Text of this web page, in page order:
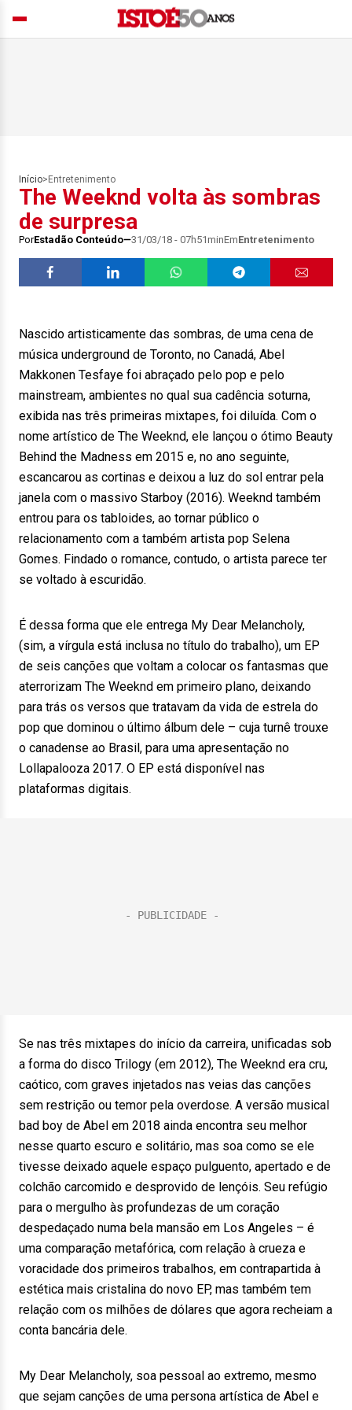
Início> Entretenimento
The Weeknd volta às sombras
de surpresa
PorEstadão Conteúdo 31/03/18 - 07h51minEmEntretenimento
Nascido artisticamente das sombras, de uma cena de
música underground de Toronto, no Canadá, Abel
Makkonen Tesfaye foi abraçado pelo pop e pelo
mainstream, ambientes no qual sua cadência soturna,
exibida nas três primeiras mixtapes, foi diluída. Com o
nome artístico de The Weeknd, ele lançou o ótimo Beauty
Behind the Madness em 2015 e, no ano seguinte,
escancarou as cortinas e deixou a luz do sol entrar pela
janela com o massivo Starboy (2016). Weeknd também
entrou para os tabloides, ao tornar público o
relacionamento com a também artista pop Selena
Gomes. Findado o romance, contudo, o artista parece ter
se voltado à escuridão.
É dessa forma que ele entrega My Dear Melancholy,
(sim, a vírgula está inclusa no título do trabalho), um EP
de seis canções que voltam a colocar os fantasmas que
aterrorizam The Weeknd em primeiro plano, deixando
para trás os versos que tratavam da vida de estrela do
pop que dominou o último álbum dele – cuja turnê trouxe
o canadense ao Brasil, para uma apresentação no
Lollapalooza 2017. O EP está disponível nas
plataformas digitais.
Se nas três mixtapes do início da carreira, unificadas sob
a forma do disco Trilogy (em 2012), The Weeknd era cru,
caótico, com graves injetados nas veias das canções
sem restrição ou temor pela overdose. A versão musical
bad boy de Abel em 2018 ainda encontra seu melhor
nesse quarto escuro e solitário, mas soa como se ele
tivesse deixado aquele espaço pulguento, apertado e de
colchão carcomido e desprovido de lençóis. Seu refúgio
para o mergulho às profundezas de um coração
despedaçado numa bela mansão em Los Angeles – é
uma comparação metafórica, com relação à crueza e
voracidade dos primeiros trabalhos, em contrapartida à
estética mais cristalina do novo EP, mas também tem
relação com os milhões de dólares que agora recheiam a
conta bancária dele.
My Dear Melancholy, soa pessoal ao extremo, mesmo
que sejam canções de uma persona artística de Abel e